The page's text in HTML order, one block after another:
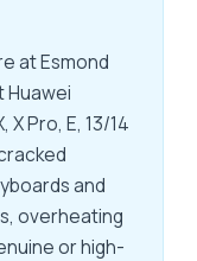
at Esmond
Huawei
Pro, E, 13/14
and
overheating
or high-